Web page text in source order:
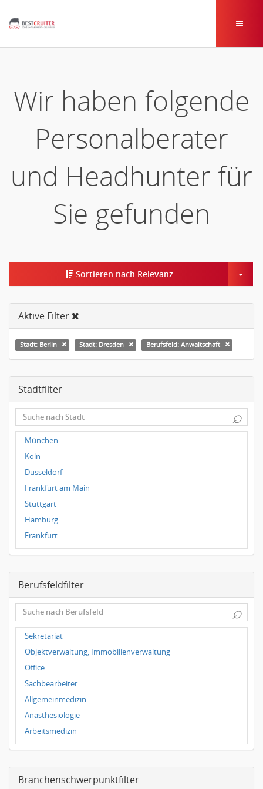
Wir haben folgende
Personalberater
und Headhunter für
Sie gefunden
Sortieren nach Relevanz
Aktive Filter
Stadt: Berlin Stadt: Dresden Berufsfeld: Anwaltschaft
Stadtfilter
⌕
München
Köln
Düsseldorf
Frankfurt am Main
Stuttgart
Hamburg
Frankfurt
Magdeburg
Dortmund
Wuppertal
Hallbergmoos
Würzburg
Grünwald
Ulm
Bielefeld
Hannover
Duisburg
Berufsfeldfilter
⌕
Sekretariat
Objektverwaltung, Immobilienverwaltung
Office
Sachbearbeiter
Allgemeinmedizin
Anästhesiologie
Arbeitsmedizin
Augenheilkunde
Frauenheilkunde, Geburtshilfe
Branchenschwerpunktfilter